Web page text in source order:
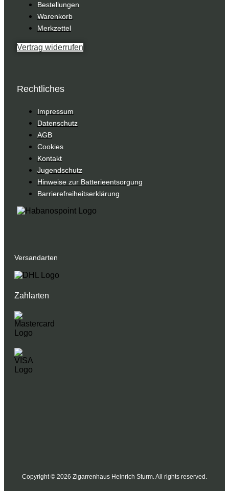
Bestellungen
Warenkorb
Merkzettel
Vertrag widerrufen
Rechtliches
Impressum
Datenschutz
AGB
Cookies
Kontakt
Jugendschutz
Hinweise zur Batterieentsorgung
Barrierefreiheitserklärung
Versandarten
Zahlarten
Copyright © 2026 Zigarrenhaus Heinrich Sturm. All rights reserved.